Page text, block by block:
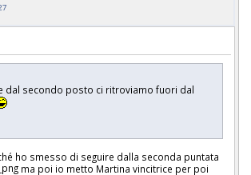
dal secondo posto ci ritroviamo fuori dal
ho smesso di seguire dalla seconda puntata
ma poi io metto Martina vincitrice per poi